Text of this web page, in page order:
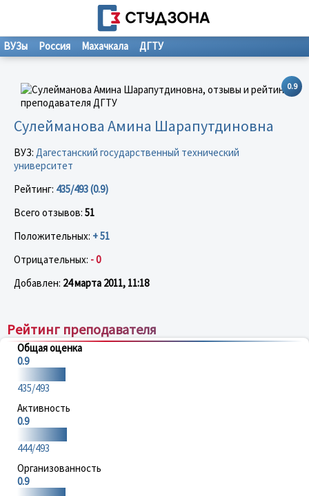
ВУЗы Россия Махачкала ДГТУ
0.9
Сулейманова Амина Шарапутдиновна
ВУЗ: Дагестанский государственный технический
университет
Рейтинг: 435/493 (0.9)
Всего отзывов: 51
Положительных: + 51
Отрицательных: - 0
Добавлен: 24 марта 2011, 11:18
Рейтинг преподавателя
Общая оценка
0.9
435/493
Активность
0.9
444/493
Организованность
0.9